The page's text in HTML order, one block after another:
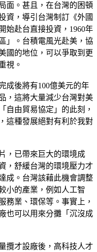
面。甚且，在台灣的困頓
資，導引台灣制訂《外國
始赴台直接投資，1960年
」。台積電風光赴美，協
國的地位，可以爭取到更
視。
成後將有100億美元的年
，這將大量減少台灣對美
自由貿易協定」的此刻，
這種發展絕對有利於我對
，已帶來巨大的環境成
，舒緩台灣的環境壓力才
成。台灣該藉此機會調整
小的產業，例如人工智
務業、環保等。事實上，
也可以用來分攤「沉沒成
攬才設廠後，高科技人才